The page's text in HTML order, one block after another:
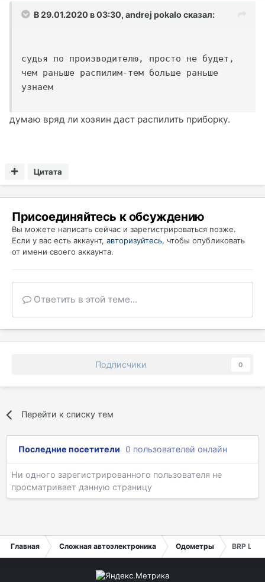
В 29.01.2020 в 03:30, andrej pokaloсказал:
судья по производителю, просто не будет,
чем раньше распилим-тем больше раньше
узнаем
думаю вряд ли хозяин даст распилить приборку.
Цитата
Присоединяйтесь к обсуждению
Вы можете написать сейчас и зарегистрироваться позже.
Если у вас есть аккаунт, авторизуйтесь, чтобы опубликовать
от имени своего аккаунта.
Ответить в этой теме...
Подписчики 0
Перейти к списку тем
Последние посетители 0 пользователей онлайн
Ни одного зарегистрированного пользователя не
просматривает данную страницу
Главная Сложная автоэлектроника Одометры BRP